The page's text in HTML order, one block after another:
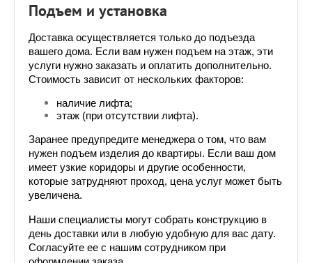
Подъем и установка
Доставка осуществляется только до подъезда
вашего дома. Если вам нужен подъем на этаж, эти
услуги нужно заказать и оплатить дополнительно.
Стоимость зависит от нескольких факторов:
наличие лифта;
этаж (при отсутствии лифта).
Заранее предупредите менеджера о том, что вам
нужен подъем изделия до квартиры. Если ваш дом
имеет узкие коридоры и другие особенности,
которые затрудняют проход, цена услуг может быть
увеличена.
Наши специалисты могут собрать конструкцию в
день доставки или в любую удобную для вас дату.
Согласуйте ее с нашим сотрудником при